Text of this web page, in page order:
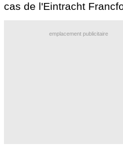
cas de l'Eintracht
emplacement publicitaire